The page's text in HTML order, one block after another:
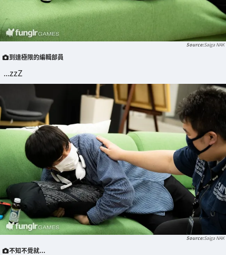
Saiga NAK
到達極限的編輯部員
...zzZ
Saiga NAK
不知不覺就...